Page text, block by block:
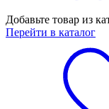
Добавьте товар из
Перейти в каталог